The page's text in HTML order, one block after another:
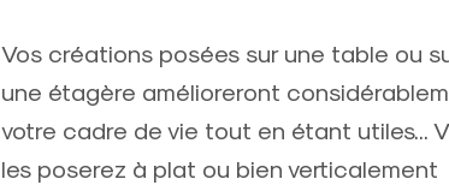
Vos créations posées sur une table ou
une étagère amélioreront
votre cadre de vie tout en étant utiles...
les poserez à plat ou bien verticalement